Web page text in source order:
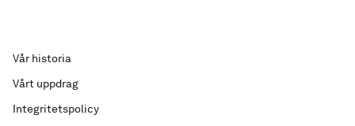
Vår historia
Vårt uppdrag
Integritetspolicy